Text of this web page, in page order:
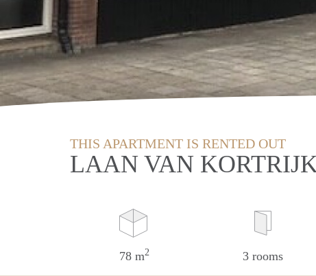
THIS APARTMENT IS RENTED OUT
LAAN VAN
78 m2 3 rooms